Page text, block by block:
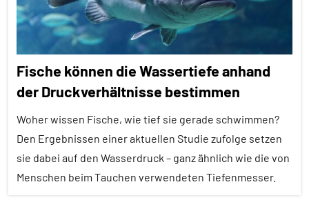
Wirbeltiere
Alle
Tiergruppen
Forschung
aktuell
Fressfeinde
Inter-
Spezies
Fische können die Wassertiefe anhand
der Druckverhältnisse bestimmen
Woher wissen Fische, wie tief sie gerade schwimmen?
Den Ergebnissen einer aktuellen Studie zufolge setzen
sie dabei auf den Wasserdruck – ganz ähnlich wie die von
Menschen beim Tauchen verwendeten Tiefenmesser.